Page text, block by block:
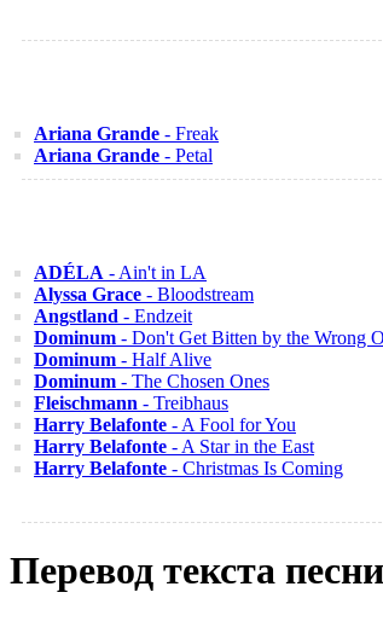
Ariana Grande - Freak
Ariana Grande - Petal
ADÉLA - Ain't in LA
Alyssa Grace - Bloodstream
Angstland - Endzeit
Dominum - Don't Get Bitten by the Wrong
Dominum - Half Alive
Dominum - The Chosen Ones
Fleischmann - Treibhaus
Harry Belafonte - A Fool for You
Harry Belafonte - A Star in the East
Harry Belafonte - Christmas Is Coming
Перевод текста